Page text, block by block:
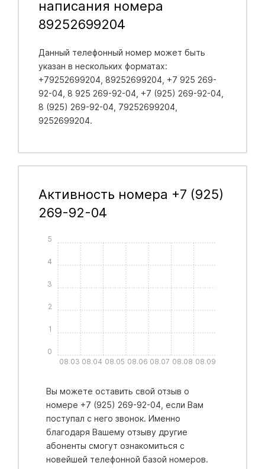
написания номера
89252699204
Данный телефонный номер может быть
указан в нескольких форматах:
+79252699204, 89252699204, +7 925 269-
92-04, 8 925 269-92-04, +7 (925) 269-92-04,
8 (925) 269-92-04, 79252699204,
9252699204.
Активность номера +7 (925)
269-92-04
08.03 08.04 08.05 08.06 08.07 08.08 08.09
0
1
2
3
4
5
Вы можете оставить свой отзыв о
номере +7 (925) 269-92-04, если Вам
поступал с него звонок. Именно
благодаря Вашему отзыву другие
абоненты смогут ознакомиться с
новейшей телефонной базой номеров.